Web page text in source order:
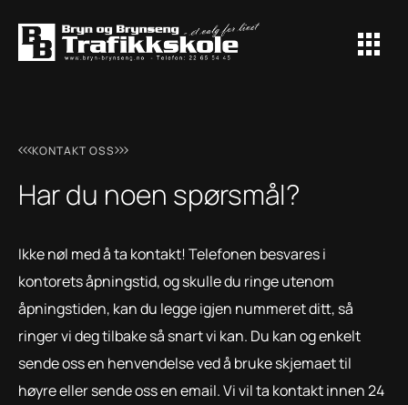
KONTAKT OSS
Har du noen spørsmål?
Ikke nøl med å ta kontakt! Telefonen besvares i
kontorets åpningstid, og skulle du ringe utenom
åpningstiden, kan du legge igjen nummeret ditt, så
ringer vi deg tilbake så snart vi kan. Du kan og enkelt
sende oss en henvendelse ved å bruke skjemaet til
høyre eller sende oss en email. Vi vil ta kontakt innen 24